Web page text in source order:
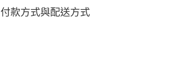
付款方式與配送方式